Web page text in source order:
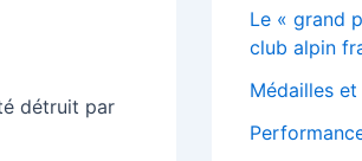
détruit par
Le « grand
club alpin
Médailles